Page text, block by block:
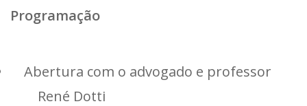
Programação
Abertura com o advogado e professor
René Dotti